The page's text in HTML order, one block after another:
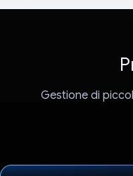
Gestione di